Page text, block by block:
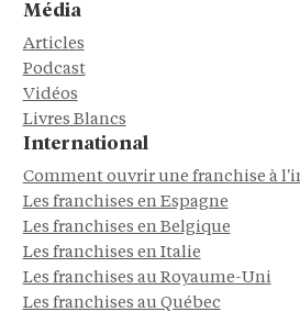
Média
Articles
Podcast
Vidéos
Livres Blancs
International
Comment ouvrir une franchise à
Les franchises en Espagne
Les franchises en Belgique
Les franchises en Italie
Les franchises au Royaume-Uni
Les franchises au Québec